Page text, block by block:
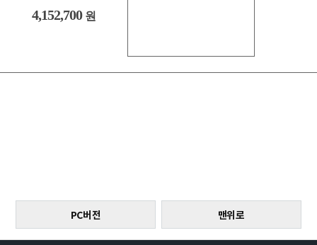
4,152,700 원
PC버전 맨위로